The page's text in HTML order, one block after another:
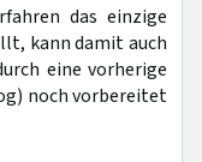
das einzige
kann damit auch
eine vorherige
noch vorbereitet